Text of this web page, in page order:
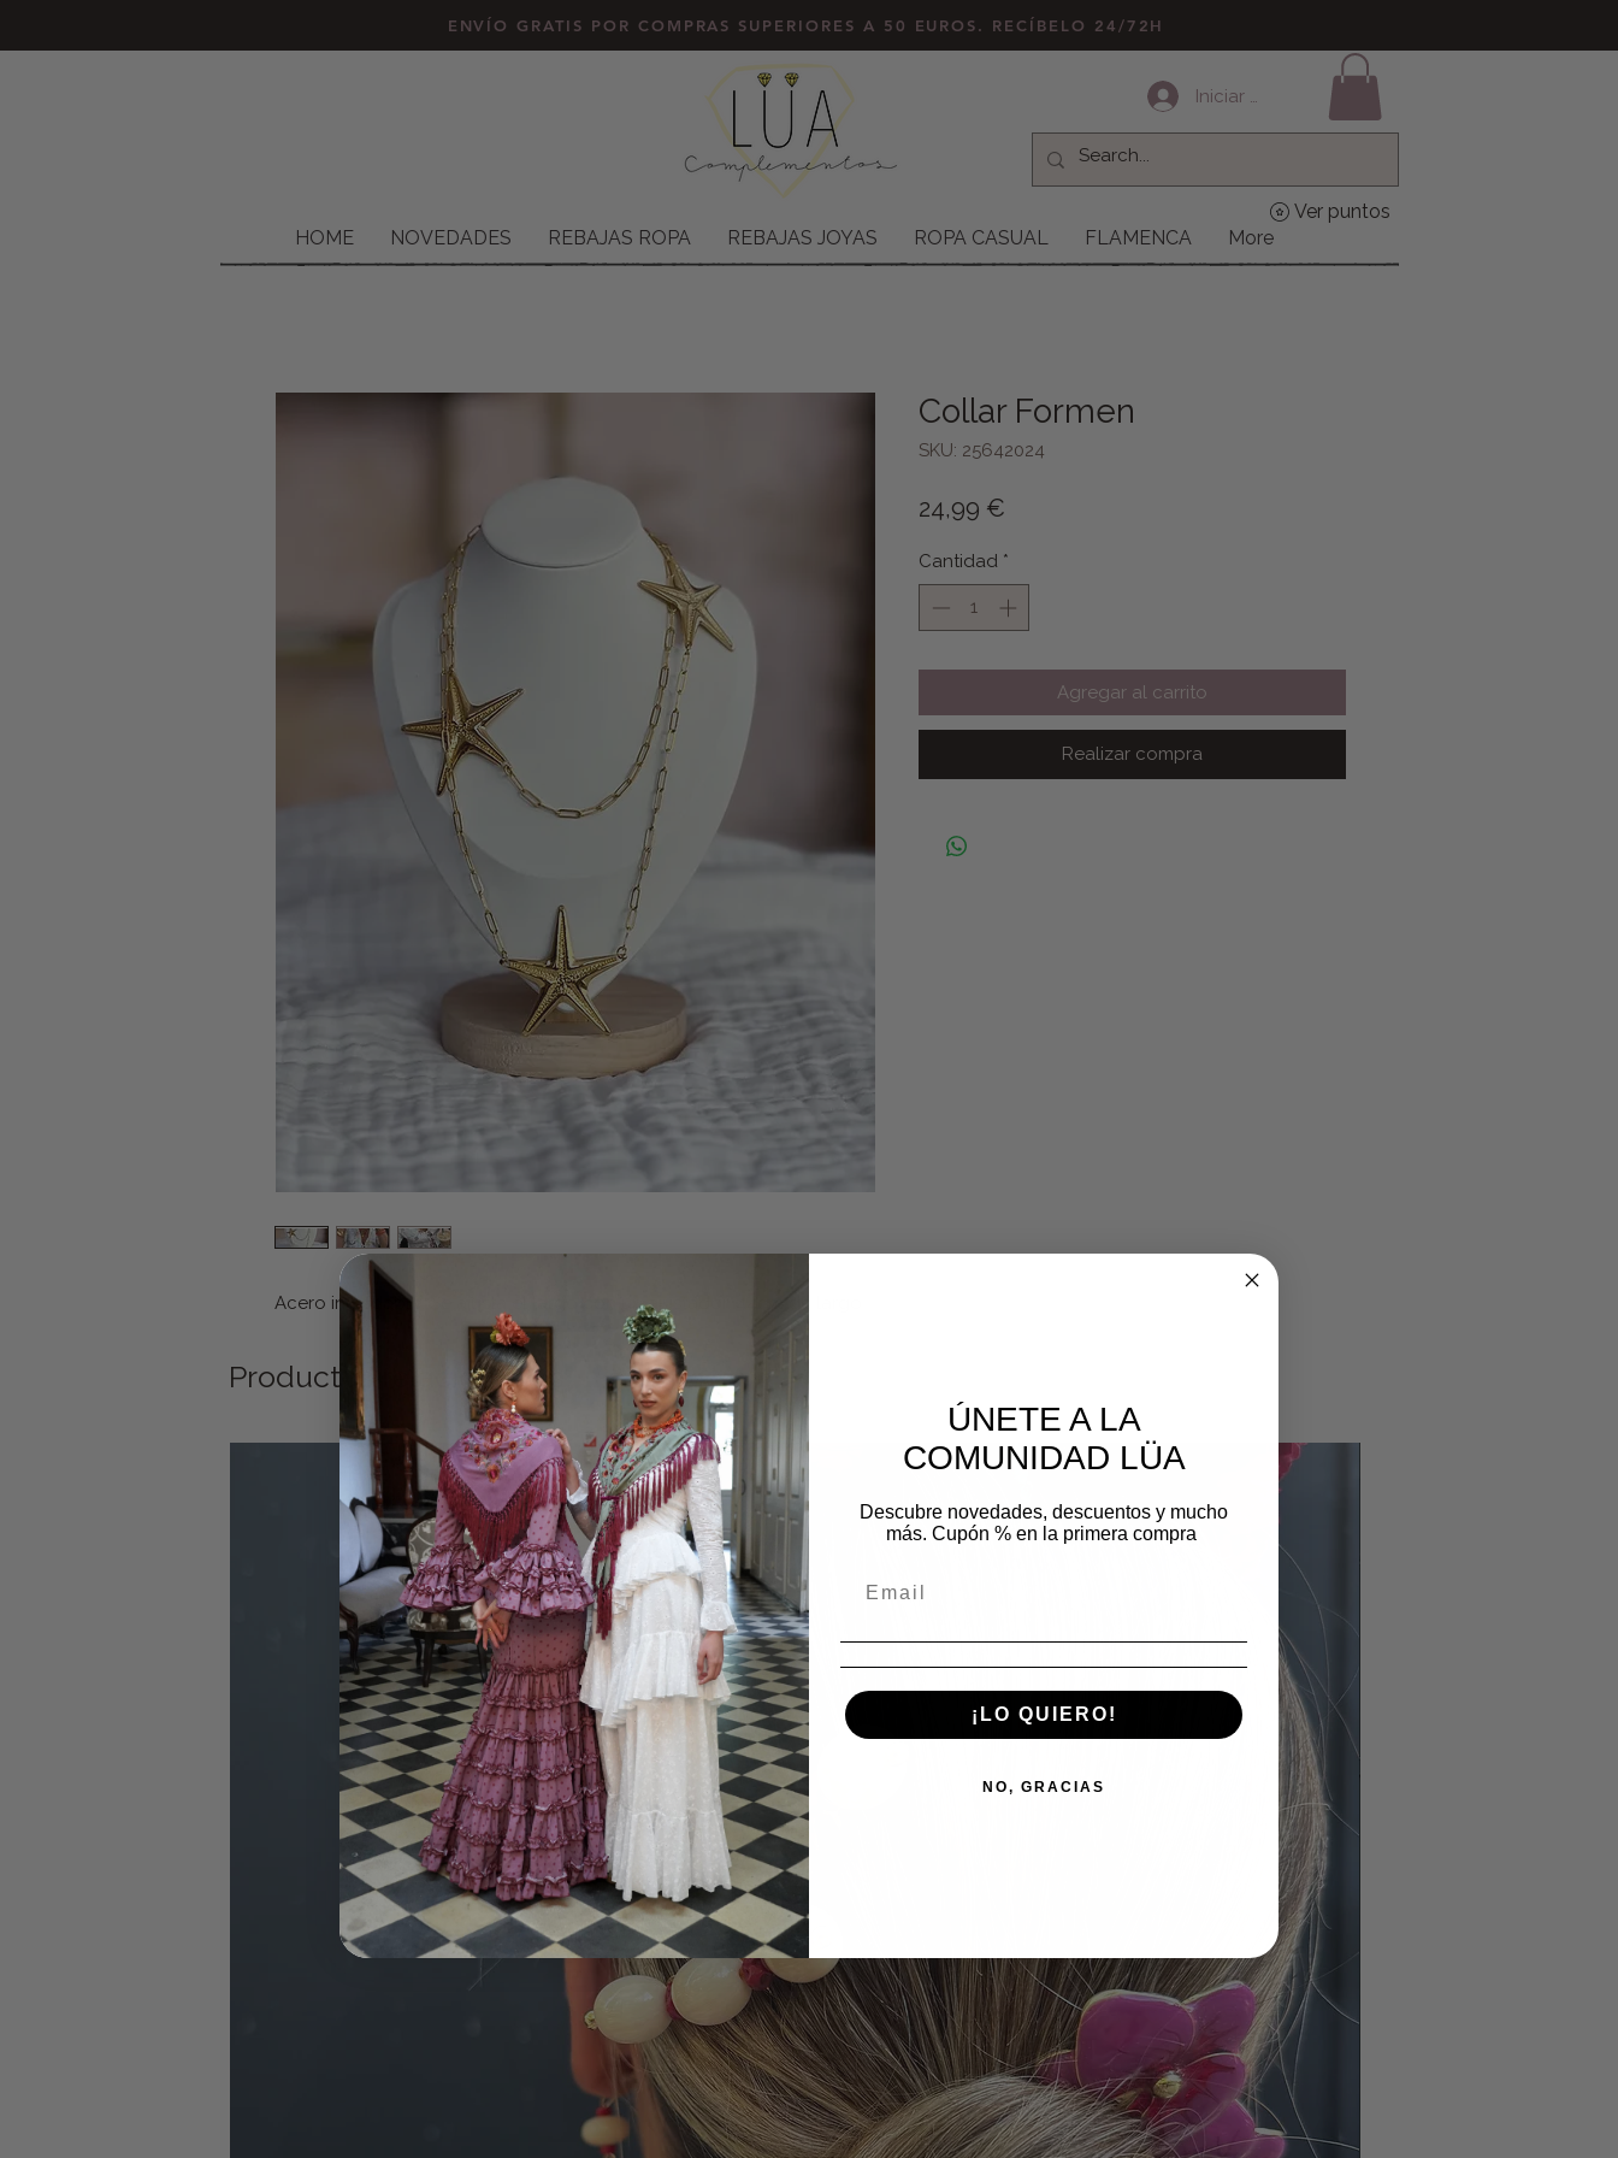
ENVÍO GRATIS POR COMPRAS SUPERIORES A 50 EUROS. RECÍBELO 24/72H
Iniciar sesión
HOME NOVEDADES REBAJAS ROPA REBAJAS JOYAS ROPA CASUAL FLAMENCA More
Ver puntos
Acero inoxidable. Se ajusta el largo con un ajustador. 44cm de largo
Collar Formen
SKU: 25642024
24,99 €
Cantidad *
Agregar al carrito
Realizar compra
Productos relacionados
ÚNETE A LA
COMUNIDAD LÜA
Descubre novedades, descuentos y mucho
más. Cupón % en la primera compra
¡LO QUIERO!
NO, GRACIAS